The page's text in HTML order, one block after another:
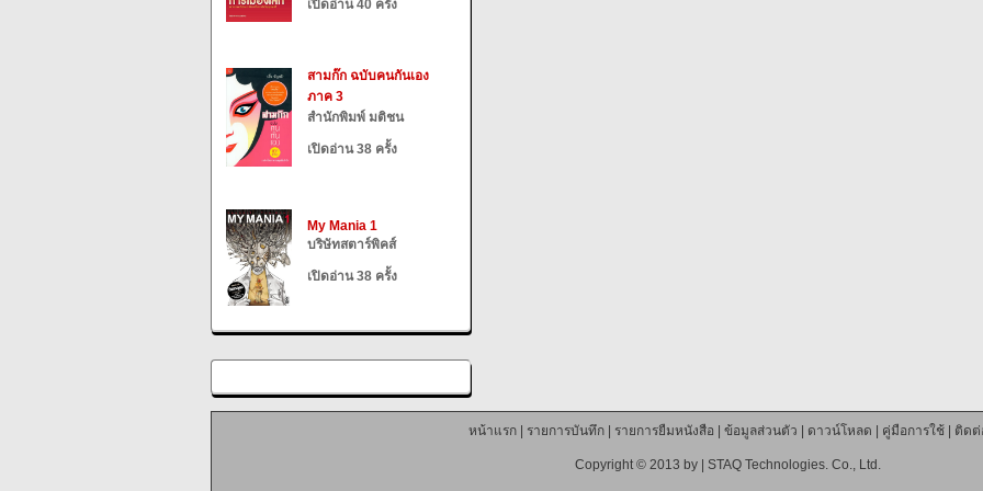
เปิดอ่าน 40 ครั้ง
สามก๊ก ฉบับคนกันเอง
ภาค 3
สำนักพิมพ์ มติชน
เปิดอ่าน 38 ครั้ง
My Mania 1
บริษัทสตาร์พิคส์
เปิดอ่าน 38 ครั้ง
หน้าแรก| รายการบันทึก| รายการยืมหนังสือ ข้อมูลส่วนตัว ดาวน์โหลด คู่มือการใช้| ติดต่
Copyright © 2013 by | STAQ Technologies. Co., Ltd.